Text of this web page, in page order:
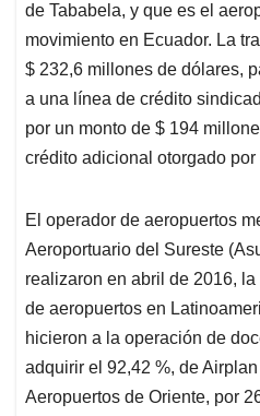
de Tababela, y que es el
movimiento en Ecuador. La
$ 232,6 millones de dólares,
a una línea de crédito
por un monto de $ 194
crédito adicional otorgado
El operador de aeropuertos
Aeroportuario del Sureste
realizaron en abril de 2016,
de aeropuertos en
hicieron a la operación de
adquirir el 92,42 %, de
Aeropuertos de Oriente, por